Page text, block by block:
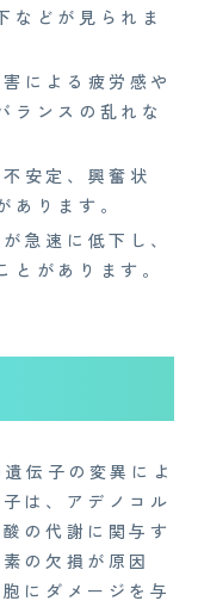
などが見られま
による疲労感や
ランスの乱れな
安定、興奮状
あります。
急速に低下し、
とがあります。
伝子の変異によ
は、アデノコル
の代謝に関与す
の欠損が原因
にダメージを与